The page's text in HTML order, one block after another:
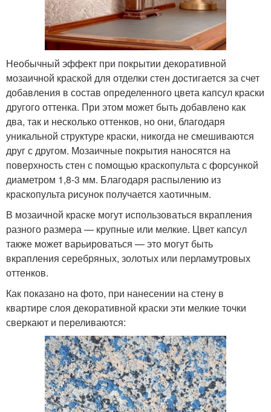
Необычный эффект при покрытии декоративной
мозаичной краской для отделки стен достигается за счет
добавления в состав определенного цвета капсул краски
другого оттенка. При этом может быть добавлено как
два, так и несколько оттенков, но они, благодаря
уникальной структуре краски, никогда не смешиваются
друг с другом. Мозаичные покрытия наносятся на
поверхность стен с помощью краскопульта с форсункой
диаметром 1,8-3 мм. Благодаря распылению из
краскопульта рисунок получается хаотичным.
В мозаичной краске могут использоваться вкрапления
разного размера — крупные или мелкие. Цвет капсул
также может варьироваться — это могут быть
вкрапления серебряных, золотых или перламутровых
оттенков.
Как показано на фото, при нанесении на стену в
квартире слоя декоративной краски эти мелкие точки
сверкают и переливаются: